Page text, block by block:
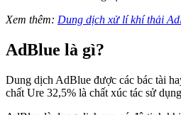
Xem thêm: Dung dịch xử lí khí thải
AdBlue là gì?
Dung dịch AdBlue được các bác tài
chất Ure 32,5% là chất xúc tác sử